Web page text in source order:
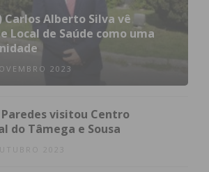
Carlos Alberto Silva vê
Local de Saúde como uma
2023
Paredes visitou Centro
do Tâmega e Sousa
2023